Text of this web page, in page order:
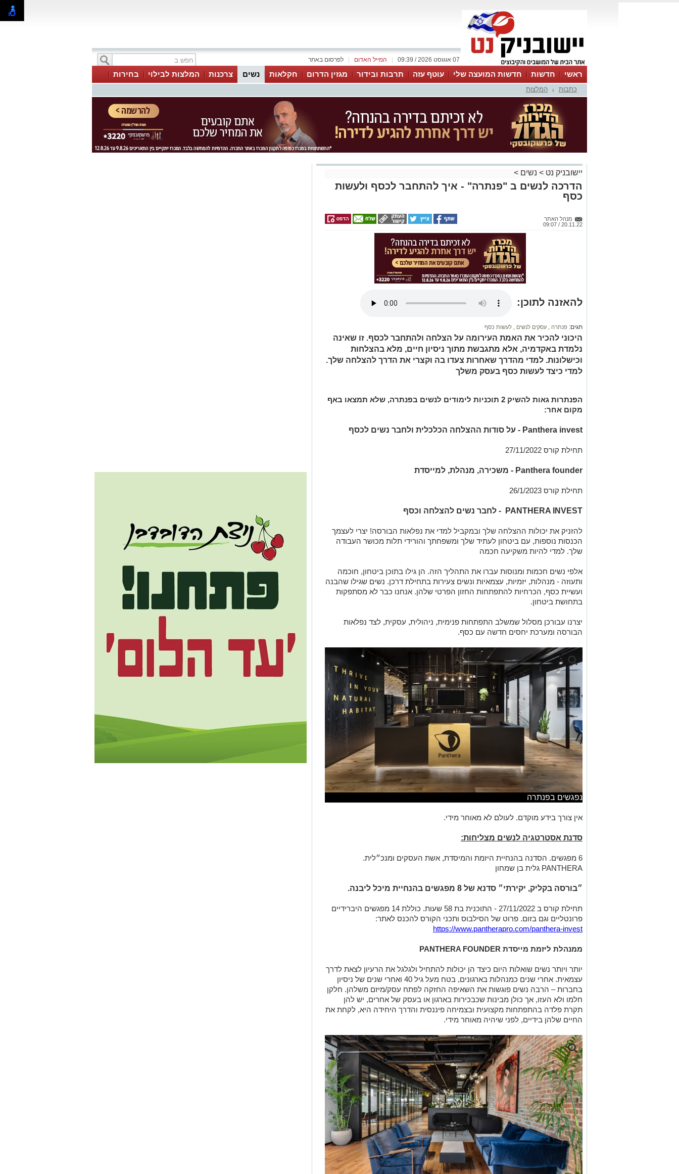
לפרסום באתר המייל האדום 07 אוגוסט 2026 / 09:39
ראשי חדשות חדשות המועצה שלי עוטף עזה תרבות ובידור מגזין הדרום חקלאות נשים צרכנות המלצות לבילוי
בחירות
אינדקס עסקים
כתבות המלצות
יישובניק נט > נשים >
הדרכה לנשים ב "פנתרה" - איך להתחבר לכסף ולעשות
כסף
מנהל האתר
20.11.22 / 09:07
להאזנה לתוכן:
תגים: פנתרה עסקים לנשים לעשות כסף
היכוני להכיר את האמת העירומה על הצלחה ולהתחבר לכסף. זו שאינה
נלמדת באקדמיה, אלא מתגבשת מתוך ניסיון חיים, מלא בהצלחות
וכישלונות. למדי מהדרך שאחרות צעדו בה וקצרי את הדרך להצלחה שלך.
למדי כיצד לעשות כסף בעסק משלך
הפנתרות
גאות להשיק 2 תוכניות לימודים לנשים בפנתרה, שלא תמצאו באף
מקום אחר:
Panthera invest - על סודות ההצלחה הכלכלית ולחבר נשים לכסף
תחילת קורס 27/11/2022
Panthera founder - משכירה, מנהלת, למייסדת
תחילת קורס 26/1/2023
PANTHERA INVEST
- לחבר נשים להצלחה וכסף
להזניק את יכולות ההצלחה שלך ובמקביל למדי את נפלאות הבורסה! יצרי לעצמך
הכנסות נוספות, עם ביטחון לעתיד שלך ומשפחתך והורידי תלות מכושר העבודה
שלך. למדי להיות משקיעה חכמה
אלפי נשים חכמות ומנוסות עברו את התהליך הזה. הן גילו בתוכן ביטחון, חוכמה
ותעוזה - מנהלות, יזמיות, עצמאיות ונשים צעירות בתחילת דרכן. נשים שגילו שהבנה
ועשיית כסף, הכרחיות להתפתחות החזון הפרטי שלהן. אנחנו כבר לא מסתפקות
בתחושת ביטחון.
יצרנו עבורכן מסלול שמשלב התפתחות פנימית, ניהולית, עסקית, לצד נפלאות
הבורסה ומערכת יחסים חדשה עם כסף.
נפגשים בפנתרה
אין צורך בידע מוקדם. לעולם לא מאוחר מידי.
סדנת אסטרטגיה לנשים מצליחות:
6 מפגשים. הסדנה בהנחיית היזמת והמיסדת, אשת העסקים ומנכ״לית.
PANTHERA גלית בן שמחון
״בורסה בקליק, יקירתי״ סדנא של 8 מפגשים בהנחיית מיכל ליבנה.
תחילת קורס ב 27/11/2022 - התוכנית בת 58 שעות. כוללת 14 מפגשים היברידיים
פרונטליים וגם בזום. פרוט של הסילבוס ותכני הקורס להכנס לאתר:
https://www.pantherapro.com/panthera-invest
ממנהלת ליזמת מייסדת PANTHERA FOUNDER
יותר ויותר נשים שואלות היום כיצד הן יכולות להתחיל ולגלגל את הרעיון לצאת לדרך
עצמאית. אחרי שנים כמנהלות בארגונים, בטח מעל גיל 40 ואחרי שנים של ניסיון
בחברות – הרבה נשים פוגשות את השאיפה החזקה לפתח עסק/מיזם משלהן. חלקן
חלמו ולא העזו, אך כולן מבינות שכבכירות בארגון או בעסק של אחרים, יש להן
תקרת פלדה בהתפתחות מקצועית ובצמיחה פיננסית והדרך היחידה היא, לקחת את
החיים שלהן בידיים, לפני שיהיה מאוחר מידי.